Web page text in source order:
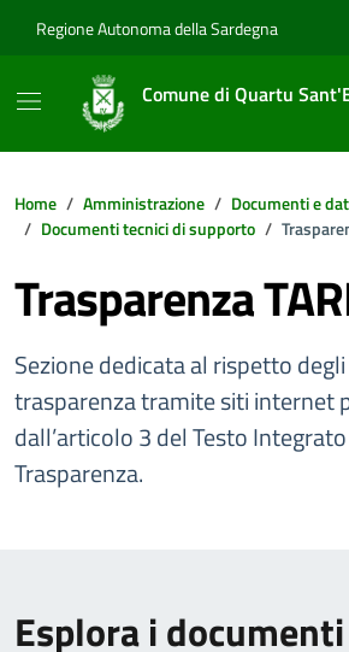
Regione Autonoma della Sardegna
Comune di Quartu
Home Amministrazione
Documenti e
Documenti tecnici di supporto
Trasparenza
Sezione dedicata al rispetto
trasparenza tramite siti internet
dall’articolo 3 del Testo
Trasparenza.
Esplora i documenti